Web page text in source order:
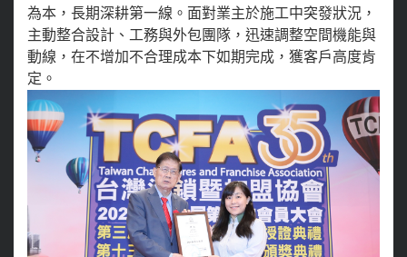
為本，長期深耕第一線。面對業主於施工中突發狀況，
主動整合設計、工務與外包團隊，迅速調整空間機能與
動線，在不增加不合理成本下如期完成，獲客戶高度肯
定。